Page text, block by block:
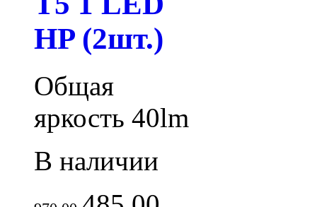
HP (2шт.)
Общая
яркость 40lm
В наличии